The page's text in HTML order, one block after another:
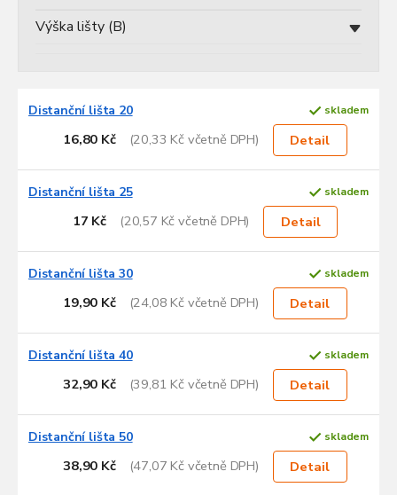
Výška lišty (B)
s
d
ů
Distanční lišta 20 skladem
16,80 Kč (20,33 Kč včetně DPH) Detail
Distanční lišta 25 skladem
17 Kč (20,57 Kč včetně DPH) Detail
Distanční lišta 30 skladem
19,90 Kč (24,08 Kč včetně DPH) Detail
Distanční lišta 40 skladem
32,90 Kč (39,81 Kč včetně DPH) Detail
Distanční lišta 50 skladem
38,90 Kč (47,07 Kč včetně DPH) Detail